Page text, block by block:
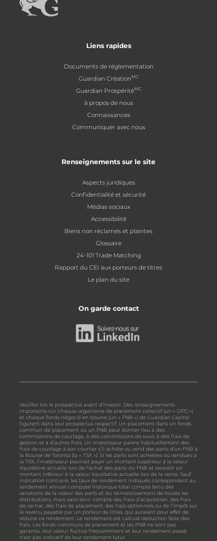
Liens rapides
Documents de réglementation
Guardian CréationMC
Guardian ProspéritéMC
à propos de nous
Connaissances
Communiquer avec nous
Renseignements sur le site
Aspects juridiques
Confidentialité et sécurité
Médias sociaux
Accessibilité
Biens non réclamés et plaintes
Glossaire
24-101 Trade Matching
Rapport du CEI aux porteurs de titres
Le plan du site
On garde contact
Veuillez lire le prospectus avant d’investir. Des renseignements
importants sur chaque organisme de placement collectif (un « OPC »)
et chaque fonds négocié en bourse (un « FNB ») de Guardian Capital
figurent dans leur prospectus respectif. Un placement dans un fonds
commun de placement ou un FNB peut donner lieu à des
commissions de courtage, à des commissions de suivi, à des frais de
gestion et à d’autres frais. Un investisseur paiera habituellement des
frais de courtage à son courtier s’il achète ou vend des parts d’un FNB à
la Bourse de Toronto (la « TSX »). Si les parts sont achetées ou vendues à
la TSX, l’investisseur pourrait payer un montant supérieur à la valeur
liquidative actuelle lors de l’achat des parts du FNB et recevoir un
montant inférieur à la valeur liquidative actuelle lors de la vente. Sauf
indication contraire, les taux de rendement indiqués correspondent au
rendement annuel composé historique total compte tenu des
variations de la valeur des parts et du réinvestissement de toutes les
distributions, mais sans tenir compte des frais d’acquisition, des frais
de rachat, des frais de placement, des frais optionnels ou de l’impôt sur
le revenu payable par un porteur de titres, qui auraient pour effet de
réduire ce rendement. Le rendement est calculé déduction faite des
frais. Les fonds communs de placement et les FNB ne sont pas
garantis, leur valeur fluctue fréquemment et leur rendement passé
n’est pas indicatif de leur rendement futur.